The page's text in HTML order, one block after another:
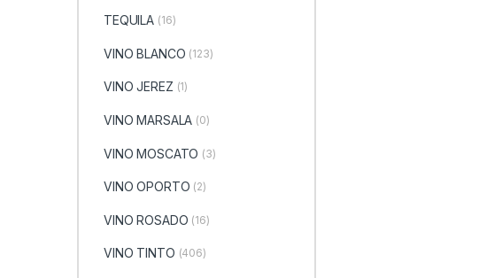
TEQUILA (16)
VINO BLANCO (123)
VINO JEREZ (1)
VINO MARSALA (0)
VINO MOSCATO (3)
VINO OPORTO (2)
VINO ROSADO (16)
VINO TINTO (406)